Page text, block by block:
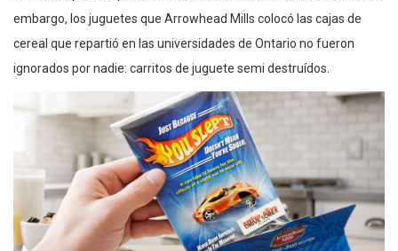
embargo, los juguetes que Arrowhead Mills colocó las cajas de
cereal que repartió en las universidades de Ontario no fueron
ignorados por nadie: carritos de juguete semi destruídos.